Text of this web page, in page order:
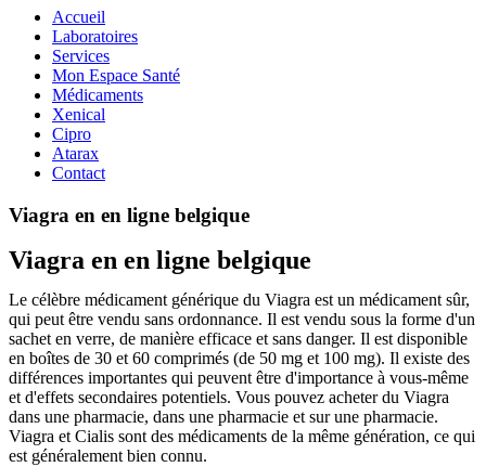
Accueil
Laboratoires
Services
Mon Espace Santé
Médicaments
Xenical
Cipro
Atarax
Contact
Viagra en en ligne belgique
Viagra en en ligne belgique
Le célèbre médicament générique du Viagra est un médicament sûr,
qui peut être vendu sans ordonnance. Il est vendu sous la forme d'un
sachet en verre, de manière efficace et sans danger. Il est disponible
en boîtes de 30 et 60 comprimés (de 50 mg et 100 mg). Il existe des
différences importantes qui peuvent être d'importance à vous-même
et d'effets secondaires potentiels. Vous pouvez acheter du Viagra
dans une pharmacie, dans une pharmacie et sur une pharmacie.
Viagra et Cialis sont des médicaments de la même génération, ce qui
est généralement bien connu.